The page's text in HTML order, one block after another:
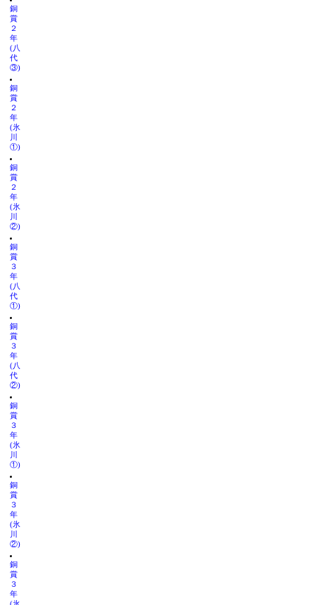
銅
賞
２
年
(八
代
③)
銅
賞
２
年
(氷
川
①)
銅
賞
２
年
(氷
川
②)
銅
賞
３
年
(八
代
①)
銅
賞
３
年
(八
代
②)
銅
賞
３
年
(氷
川
①)
銅
賞
３
年
(氷
川
②)
銅
賞
３
年